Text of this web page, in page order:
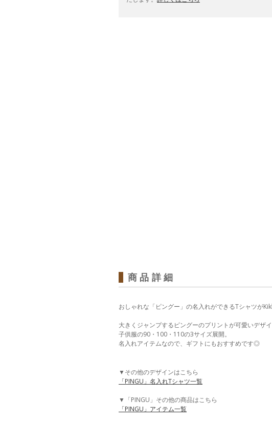
商品詳細
おしゃれな「ピングー」の名入れができるTシャツが
大きくジャンプするピングーのプリントが可愛いデザ
子供服の90・100・110の3サイズ展開。
名入れアイテムなので、ギフトにもおすすめです◎
▼その他のデザインはこちら
「PINGU」名入れTシャツ一覧
▼「PINGU」その他の商品はこちら
「PINGU」アイテム一覧